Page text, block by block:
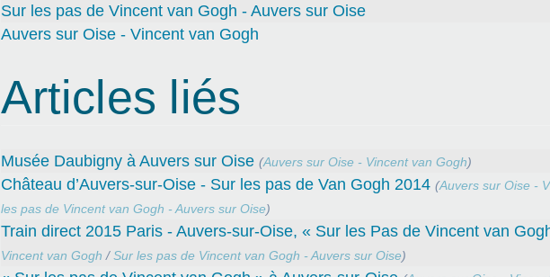
Sur les pas de Vincent van Gogh - Auvers sur Oise
Auvers sur Oise - Vincent van Gogh
Articles liés
Musée Daubigny à Auvers sur Oise (Auvers sur Oise - Vincent van Gogh)
Château d’Auvers-sur-Oise - Sur les pas de Van Gogh 2014 (Auvers sur Oise -
les pas de Vincent van Gogh - Auvers sur Oise)
Train direct 2015 Paris - Auvers-sur-Oise, « Sur les Pas de Vincent van
Vincent van Gogh /Sur les pas de Vincent van Gogh - Auvers sur Oise)